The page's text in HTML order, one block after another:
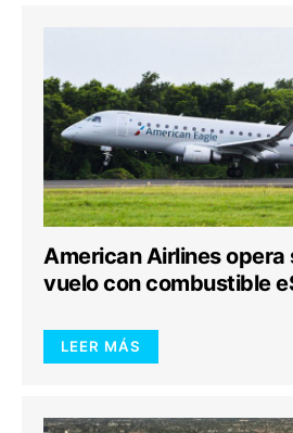
American Airlines opera
vuelo con combustible
LEER MÁS